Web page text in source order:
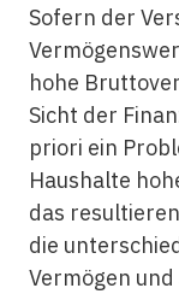
Sofern der
hohe
Sicht der
priori ein
Haushalte
das
die
Vermögen